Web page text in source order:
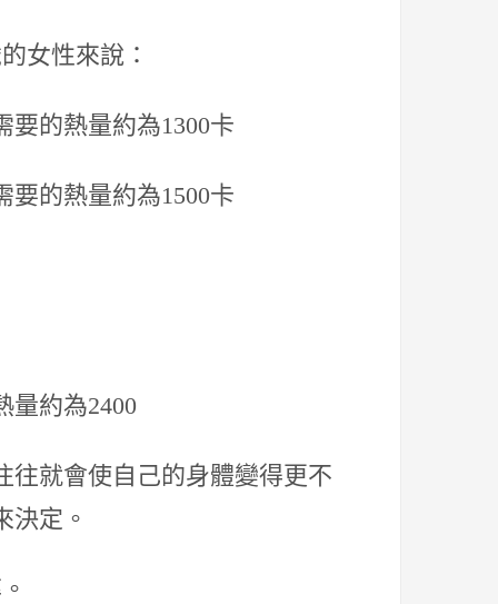
女性來說：
要的熱量約為1300卡
要的熱量約為1500卡
量約為2400
往就會使自己的身體變得更不
決定。